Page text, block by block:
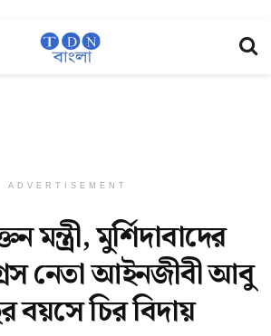
ADVERTISEMENT
মন্ত্রী, মুর্শিদাবাদের
নেতা আইনজীবী আবু
বয়সে চির বিদায়